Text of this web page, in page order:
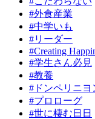
#外食産業
#中学いも
#リーダー
#Creating
#学生さん必見
#教養
#ドンペリニヨ
#プロローグ
#世に棲む日日